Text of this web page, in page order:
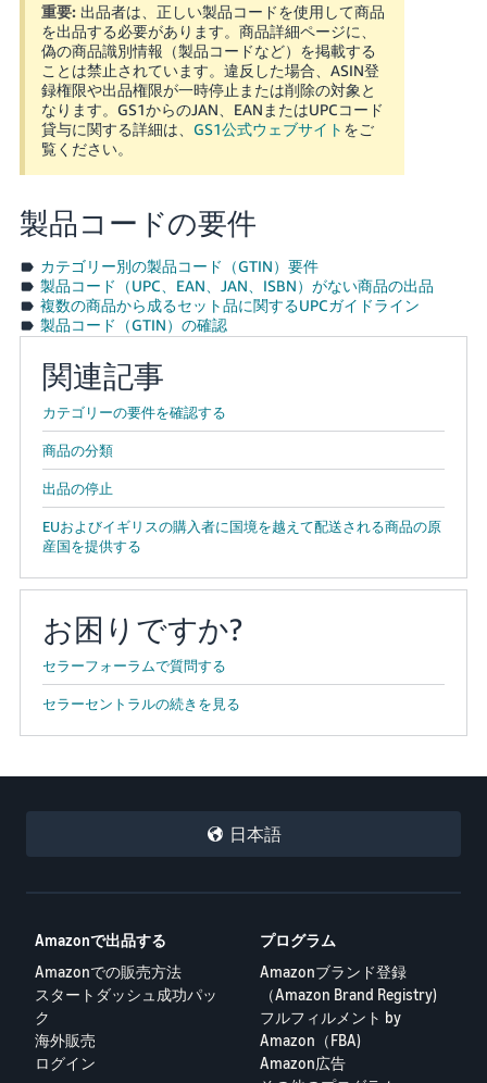
重要: 出品者は、正しい製品コードを使用して商品
を出品する必要があります。商品詳細ページに、
偽の商品識別情報（製品コードなど）を掲載する
ことは禁止されています。違反した場合、ASIN登
録権限や出品権限が一時停止または削除の対象と
なります。GS1からのJAN、EANまたはUPCコード
貸与に関する詳細は、 GS1公式ウェブサイト をご
覧ください。
製品コードの要件
カテゴリー別の製品コード（GTIN）要件
製品コード（UPC、EAN、JAN、ISBN）がない商品の出品
複数の商品から成るセット品に関するUPCガイドライン
製品コード（GTIN）の確認
関連記事
カテゴリーの要件を確認する
商品の分類
出品の停止
EUおよびイギリスの購入者に国境を越えて配送される商品の原
産国を提供する
お困りですか?
セラーフォーラムで質問する
セラーセントラルの続きを見る
日本語
Amazonで出品する
Amazonでの販売方法
スタートダッシュ成功パッ
ク
海外販売
ログイン
プログラム
Amazonブランド登録
（Amazon Brand Registry)
フルフィルメント by
Amazon（FBA)
Amazon広告